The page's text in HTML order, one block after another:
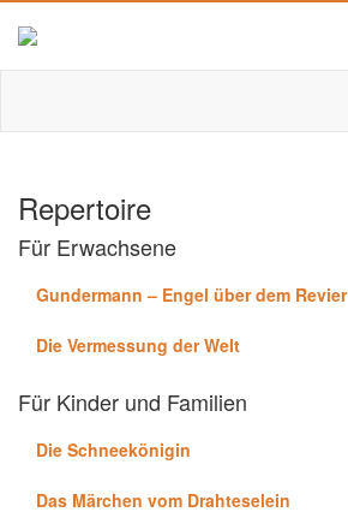
Repertoire
Für Erwachsene
Gundermann – Engel über dem Revier
Die Vermessung der Welt
Für Kinder und Familien
Die Schneekönigin
Das Märchen vom Drahteselein